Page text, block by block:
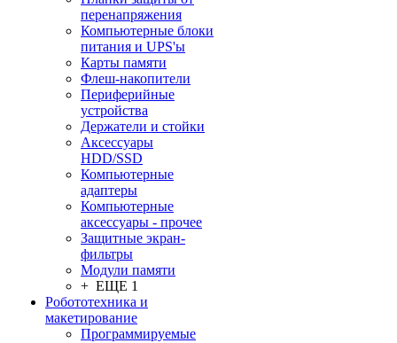
перенапряжения
Компьютерные блоки
питания и UPS'ы
Карты памяти
Флеш-накопители
Периферийные
устройства
Держатели и стойки
Аксессуары
HDD/SSD
Компьютерные
адаптеры
Компьютерные
аксессуары - прочее
Защитные экран-
фильтры
Модули памяти
+ ЕЩЕ 1
Робототехника и
макетирование
Программируемые